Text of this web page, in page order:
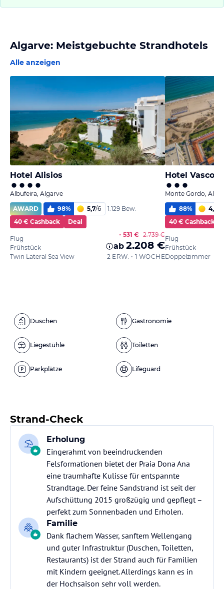
Algarve: Meistgebuchte Strandhotels
Alle anzeigen
Hotel Alisios
Albufeira, Algarve
AWARD
98% 5,7/6
1.129 Bew.
40 € Cashback
Deal
Flug
Frühstück
Twin Lateral Sea View
- 531 € 2.739 €
ab 2.208 €
2 ERW. • 1 WOCHE
Hotel Vasco
Monte Gordo,
88% 4,9
40 € Cashback
Flug
Frühstück
Doppelzimmer
Duschen Gastronomie
Liegestühle Toiletten
Parkplätze Lifeguard
Strand-Check
Erholung
Eingerahmt von beeindruckenden
Felsformationen bietet der Praia Dona Ana
eine traumhafte Kulisse für entspannte
Strandtage. Der feine Sandstrand ist seit der
Aufschüttung 2015 großzügig und gepflegt –
perfekt zum Sonnenbaden und Erholen.
Familie
Dank flachem Wasser, sanftem Wellengang
und guter Infrastruktur (Duschen, Toiletten,
Restaurants) ist der Strand auch für Familien
mit Kindern geeignet. Allerdings kann es in
der Hochsaison sehr voll werden.